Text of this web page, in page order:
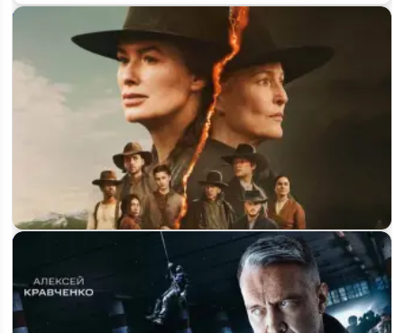
Будет ли «Покинутые» 2 сезон на Netflix и что известно о…